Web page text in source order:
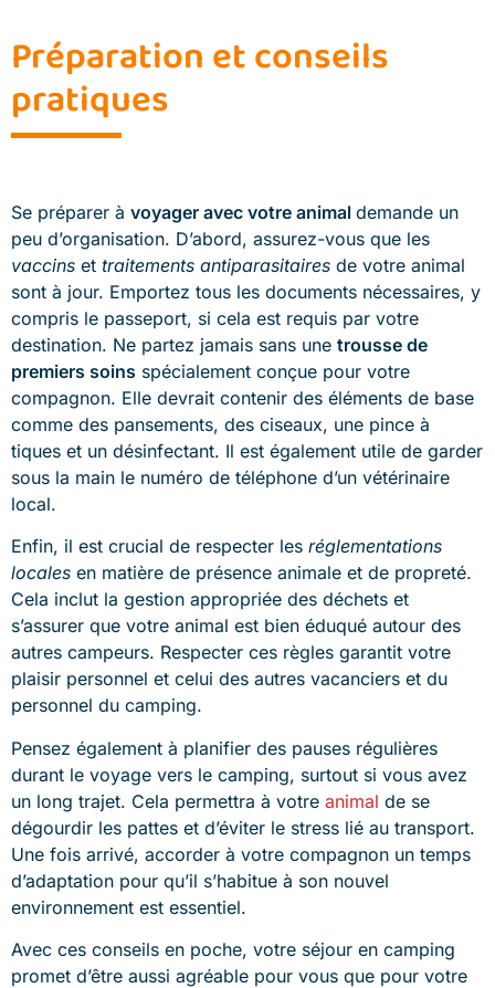
Préparation et conseils
pratiques
Se préparer à voyager avec votre animal demande un
peu d’organisation. D’abord, assurez-vous que les
vaccins et traitements antiparasitaires de votre animal
sont à jour. Emportez tous les documents nécessaires, y
compris le passeport, si cela est requis par votre
destination. Ne partez jamais sans une trousse de
premiers soins spécialement conçue pour votre
compagnon. Elle devrait contenir des éléments de base
comme des pansements, des ciseaux, une pince à
tiques et un désinfectant. Il est également utile de garder
sous la main le numéro de téléphone d’un vétérinaire
local.
Enfin, il est crucial de respecter les réglementations
locales en matière de présence animale et de propreté.
Cela inclut la gestion appropriée des déchets et
s’assurer que votre animal est bien éduqué autour des
autres campeurs. Respecter ces règles garantit votre
plaisir personnel et celui des autres vacanciers et du
personnel du camping.
Pensez également à planifier des pauses régulières
durant le voyage vers le camping, surtout si vous avez
un long trajet. Cela permettra à votre animal de se
dégourdir les pattes et d’éviter le stress lié au transport.
Une fois arrivé, accorder à votre compagnon un temps
d’adaptation pour qu’il s’habitue à son nouvel
environnement est essentiel.
Avec ces conseils en poche, votre séjour en camping
promet d’être aussi agréable pour vous que pour votre